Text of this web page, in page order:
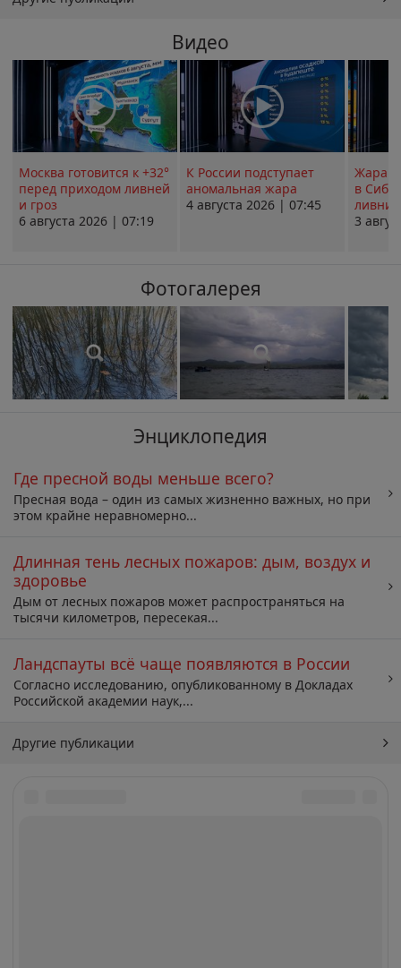
Видео
Москва готовится к +32°
перед приходом ливней
и гроз
6 августа 2026 | 07:19
К России подступает
аномальная жара
4 августа 2026 | 07:45
Жара в
в
ливни
3
Фотогалерея
Энциклопедия
Где пресной воды меньше всего?
Пресная вода – один из самых жизненно важных, но при
этом крайне неравномерно...
Длинная тень лесных пожаров: дым, воздух и
здоровье
Дым от лесных пожаров может распространяться на
тысячи километров, пересекая...
Ландспауты всё чаще появляются в России
Согласно исследованию, опубликованному в Докладах
Российской академии наук,...
Другие публикации